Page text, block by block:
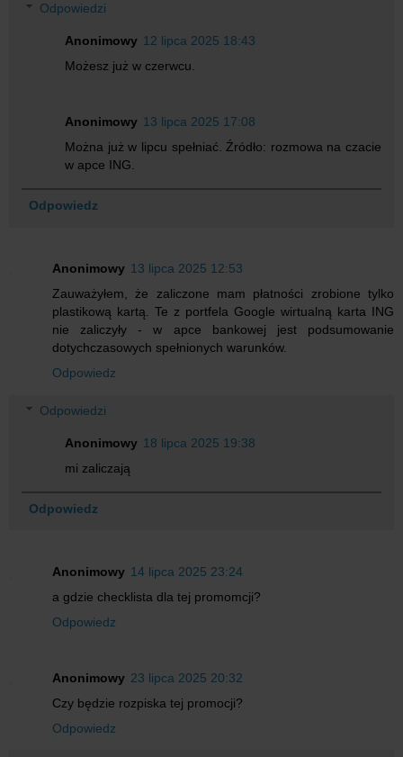
Odpowiedzi
Anonimowy 12 lipca 2025 18:43
Możesz już w czerwcu.
Anonimowy 13 lipca 2025 17:08
Można już w lipcu spełniać. Źródło: rozmowa na czacie
w apce ING.
Odpowiedz
Anonimowy 13 lipca 2025 12:53
Zauważyłem, że zaliczone mam płatności zrobione tylko
plastikową kartą. Te z portfela Google wirtualną karta ING
nie zaliczyły - w apce bankowej jest podsumowanie
dotychczasowych spełnionych warunków.
Odpowiedz
Odpowiedzi
Anonimowy 18 lipca 2025 19:38
mi zaliczają
Odpowiedz
Anonimowy 14 lipca 2025 23:24
a gdzie checklista dla tej promomcji?
Odpowiedz
Anonimowy 23 lipca 2025 20:32
Czy będzie rozpiska tej promocji?
Odpowiedz